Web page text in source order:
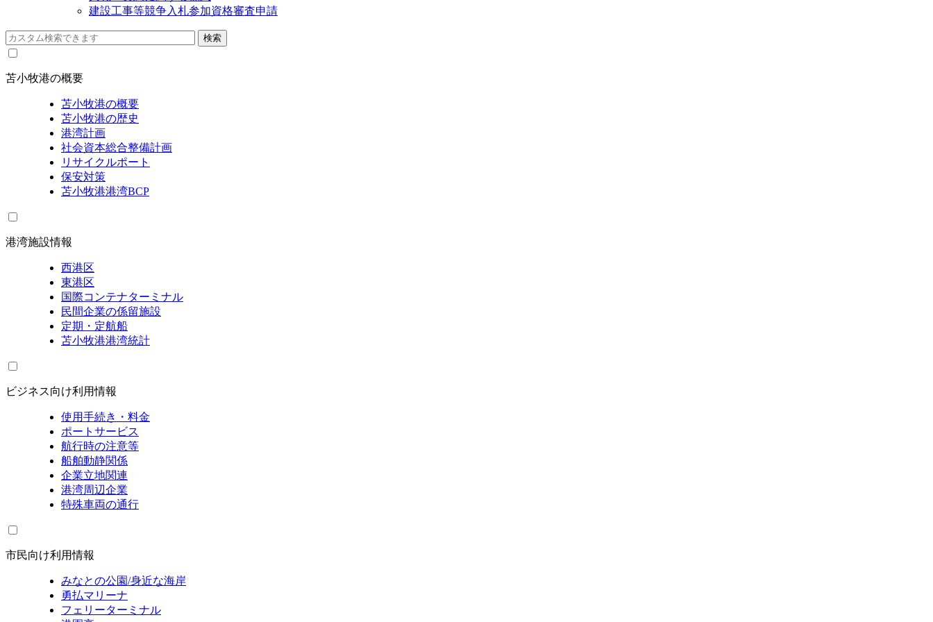
建設工事等競争入札参加資格審査申請
苫小牧港の概要
苫小牧港の概要
苫小牧港の歴史
港湾計画
社会資本総合整備計画
リサイクルポート
保安対策
苫小牧港港湾BCP
港湾施設情報
西港区
東港区
国際コンテナターミナル
民間企業の係留施設
定期・定航船
苫小牧港港湾統計
ビジネス向け利用情報
使用手続き・料金
ポートサービス
航行時の注意等
船舶動静関係
企業立地関連
港湾周辺企業
特殊車両の通行
市民向け利用情報
みなとの公園/身近な海岸
勇払マリーナ
フェリーターミナル